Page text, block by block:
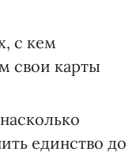
с кем
свои карты
единство до